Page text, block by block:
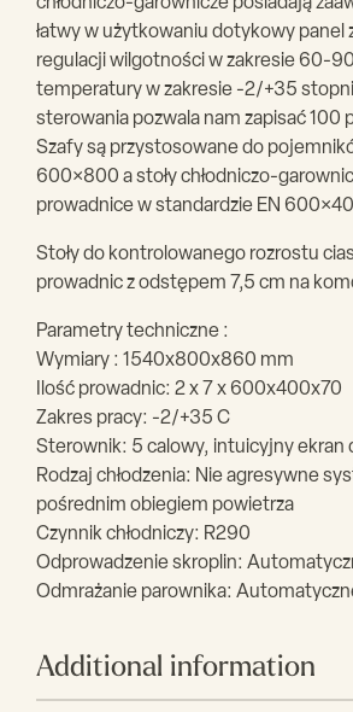
łatwy w użytkowaniu dotykowy panel
regulacji wilgotności w zakresie 60-
temperatury w zakresie -2/+35 stopni
sterowania pozwala nam zapisać 100
Szafy są przystosowane do
600×800 a stoły chłodniczo-
prowadnice w standardzie EN
Stoły do kontrolowanego rozrostu
prowadnic z odstępem 7,5 cm na
Parametry techniczne :
Wymiary : 1540x800x860 mm
Ilość prowadnic: 2 x 7 x 600x400x70
Zakres pracy: -2/+35 C
Sterownik: 5 calowy, intuicyjny ekran
Rodzaj chłodzenia: Nie agresywne
pośrednim obiegiem powietrza
Czynnik chłodniczy: R290
Odprowadzenie skroplin:
Odmrażanie parownika:
Additional information